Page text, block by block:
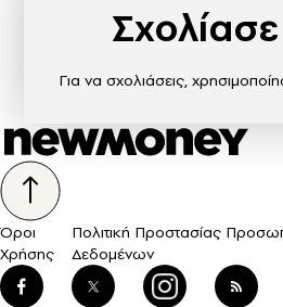
Για να σχολιάσεις,
Όροι
Χρήσης
Πολιτική Προστασίας
Δεδομένων